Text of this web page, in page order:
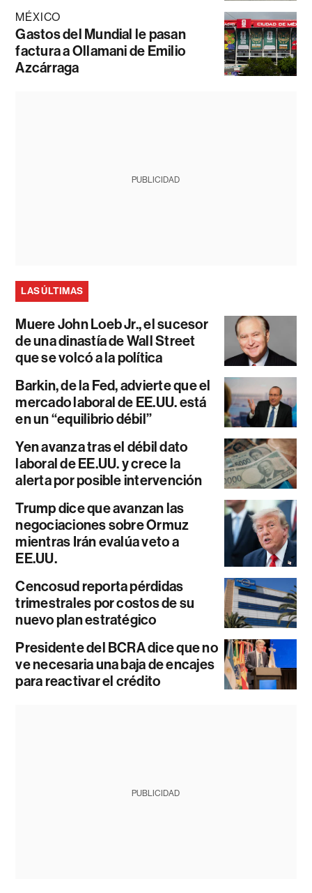
MÉXICO
Gastos del Mundial le pasan
factura a Ollamani de Emilio
Azcárraga
PUBLICIDAD
LAS ÚLTIMAS
Muere John Loeb Jr., el sucesor
de una dinastía de Wall Street
que se volcó a la política
Barkin, de la Fed, advierte que el
mercado laboral de EE.UU. está
en un “equilibrio débil”
Yen avanza tras el débil dato
laboral de EE.UU. y crece la
alerta por posible intervención
Trump dice que avanzan las
negociaciones sobre Ormuz
mientras Irán evalúa veto a
EE.UU.
Cencosud reporta pérdidas
trimestrales por costos de su
nuevo plan estratégico
Presidente del BCRA dice que no
ve necesaria una baja de encajes
para reactivar el crédito
PUBLICIDAD